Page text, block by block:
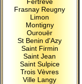
Frasnay Reugny
Limon
Montigny
Ourouër
St Benin d'Azy
Saint Firmin
Saint Jean
Saint Sulpice
Trois Vèvres
Ville Langy